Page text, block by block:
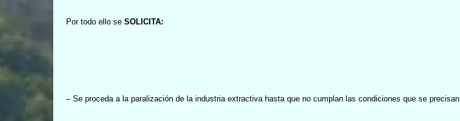
Por todo ello se SOLICITA:
– Se proceda a la paralización de la industria extractiva hasta que no cumplan las condiciones que se precisan.